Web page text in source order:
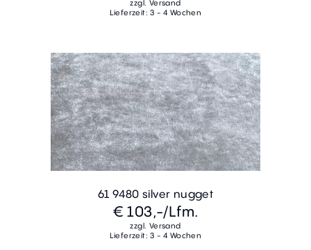
zzgl. Versand
Lieferzeit: 3 - 4 Wochen
61 9480 silver nugget
€ 103,-/Lfm.
zzgl. Versand
Lieferzeit: 3 - 4 Wochen